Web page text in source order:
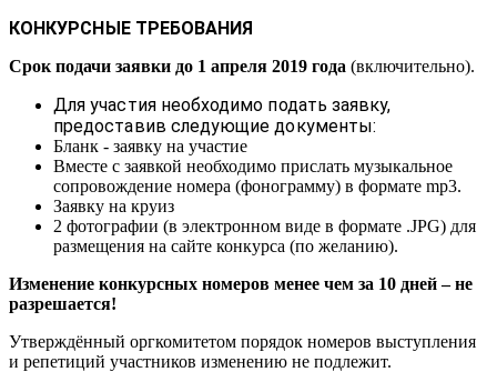
КОНКУРСНЫЕ ТРЕБОВАНИЯ
Срок подачи заявки до 1 апреля 2019 года (включительно).
Для участия необходимо подать заявку,
предоставив следующие документы:
Бланк - заявку на участие
Вместе с заявкой необходимо прислать музыкальное
сопровождение номера (фонограмму) в формате mp3.
Заявку на круиз
2 фотографии (в электронном виде в формате .JPG) для
размещения на сайте конкурса (по желанию).
Изменение конкурсных номеров менее чем за 10 дней – не
разрешается!
Утверждённый оргкомитетом порядок номеров выступления
и репетиций участников изменению не подлежит.